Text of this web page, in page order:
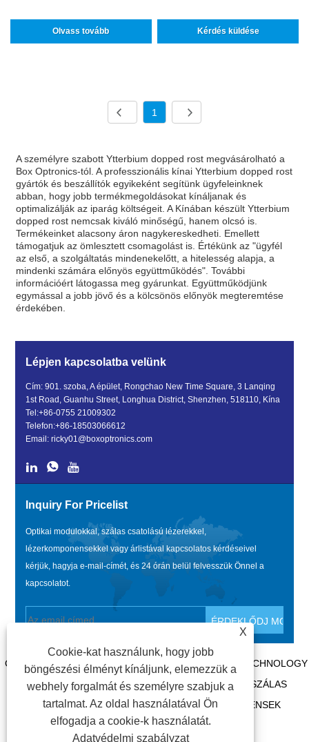
Olvass tovább Kérdés küldése
1
A személyre szabott Ytterbium dopped rost megvásárolható a
Box Optronics-tól. A professzionális kínai Ytterbium dopped rost
gyártók és beszállítók egyikeként segítünk ügyfeleinknek
abban, hogy jobb termékmegoldásokat kínáljanak és
optimalizálják az iparág költségeit. A Kínában készült Ytterbium
dopped rost nemcsak kiváló minőségű, hanem olcsó is.
Termékeinket alacsony áron nagykereskedheti. Emellett
támogatjuk az ömlesztett csomagolást is. Értékünk az "ügyfél
az első, a szolgáltatás mindenekelőtt, a hitelesség alapja, a
mindenki számára előnyös együttműködés". További
információért látogassa meg gyárunkat. Együttműködjünk
egymással a jobb jövő és a kölcsönös előnyök megteremtése
érdekében.
Lépjen kapcsolatba velünk
Cím: 901. szoba, A épület, Rongchao New Time Square, 3 Lanqing
1st Road, Guanhu Street, Longhua District, Shenzhen, 518110, Kína
Tel:+86-0755 21009302
Telefon:+86-18503066612
Email:ricky01@boxoptronics.com
Inquiry For Pricelist
Optikai modulokkal, szálas csatolású lézerekkel,
lézerkomponensekkel vagy árlistával kapcsolatos kérdéseivel
kérjük, hagyja e-mail-címét, és 24 órán belül felvesszük Önnel a
kapcsolatot.
COPYRIGHT @ 2020 SHENZHEN BOX OPTRONICS TECHNOLOGY
CO., LTD. – KÍNA SZÁLOPTIKAI MODULOK, ÜVEGSZÁLAS
CSATOLÁSÚ LÉZERGYÁRTÓK, LÉZERKOMPONENSEK
BESZÁLLÍTÓI. MINDEN JOG FENNTARTVA.
X
Cookie-kat használunk, hogy jobb
böngészési élményt kínáljunk, elemezzük a
webhely forgalmát és személyre szabjuk a
tartalmat. Az oldal használatával Ön
elfogadja a cookie-k használatát.
Adatvédelmi szabályzat